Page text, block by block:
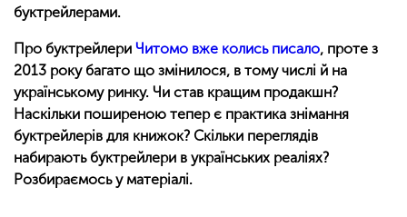
буктрейлерами.
Про буктрейлери Читомо вже колись писало, проте з
2013 року багато що змінилося, в тому числі й на
українському ринку. Чи став кращим продакшн?
Наскільки поширеною тепер є практика знімання
буктрейлерів для книжок? Скільки переглядів
набирають буктрейлери в українських реаліях?
Розбираємось у матеріалі.